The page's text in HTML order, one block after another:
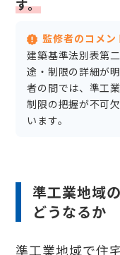
す。
監修者のコメン
建築基準法別表第
途・制限の詳細が
者の間では、準工
制限の把握が不可
います。
準工業地域
どうなるか
準工業地域で住